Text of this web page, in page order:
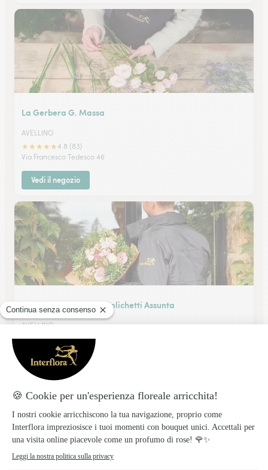
La Gerbera G. Massa
AVELLINO
★★★★★4.8 (83)
Via Francesco Tedesco 46
Vedi il negozio
La Magia Dei Fiori Di Polichetti Assunta
AVELLINO
★★★★★4.8 (55)
Via Francesco Tedesco 102
Vedi il negozio